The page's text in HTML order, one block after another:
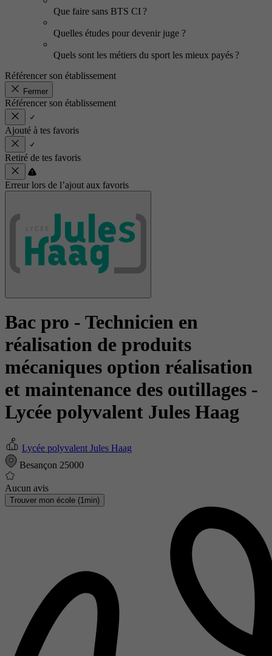
Que faire sans BTS CI ?
Quelles études pour devenir juge ?
Quels sont les métiers du sport les mieux payés ?
Référencer son établissement
Fermer
Référencer son établissement
Ajouté à tes favoris
Retiré de tes favoris
Erreur lors de l’ajout aux favoris
Bac pro - Technicien en
réalisation de produits
mécaniques option réalisation
et maintenance des outillages -
Lycée polyvalent Jules Haag
Lycée polyvalent Jules Haag
Besançon 25000
Aucun avis
Trouver mon école (1min)